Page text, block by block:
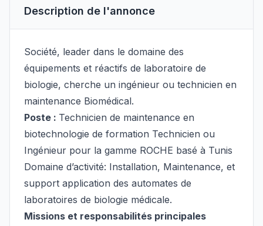
Description de l'annonce
Société, leader dans le domaine des
équipements et réactifs de laboratoire de
biologie, cherche un ingénieur ou technicien en
maintenance Biomédical.
Poste : Technicien de maintenance en
biotechnologie de formation Technicien ou
Ingénieur pour la gamme ROCHE basé à Tunis
Domaine d’activité: Installation, Maintenance, et
support application des automates de
laboratoires de biologie médicale.
Missions et responsabilités principales